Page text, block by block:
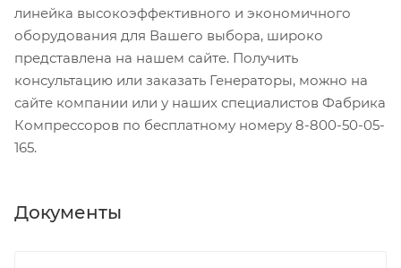
линейка высокоэффективного и экономичного
оборудования для Вашего выбора, широко
представлена на нашем сайте. Получить
консультацию или заказать Генераторы, можно на
сайте компании или у наших специалистов Фабрика
Компрессоров по бесплатному номеру 8-800-50-05-
165.
Документы